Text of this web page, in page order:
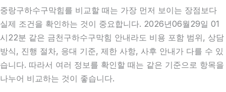
중랑구하수구막힘를 비교할 때는 가장 먼저 보이는 장점보다
실제 조건을 확인하는 것이 중요합니다. 2026년06월29일 01
시22분 같은 금천구하수구막힘 안내라도 비용 포함 범위, 상담
방식, 진행 절차, 응대 기준, 제한 사항, 사후 안내가 다를 수 있
습니다. 따라서 여러 정보를 확인할 때는 같은 기준으로 항목을
나누어 비교하는 것이 좋습니다.